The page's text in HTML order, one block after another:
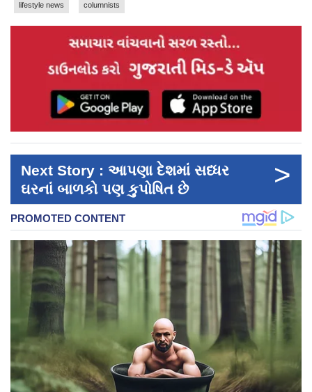
lifestyle news columnists
Next Story : આપણા દેશમાં સધ્ધર
ઘરનાં બાળકો પણ કુપોષિત છે
>